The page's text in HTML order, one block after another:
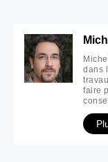
dans
faire